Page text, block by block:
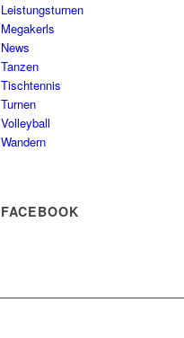
Leistungsturnen
Megakerls
News
Tanzen
Tischtennis
Turnen
Volleyball
Wandern
FACEBOOK